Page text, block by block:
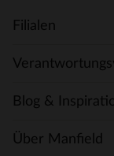
Filialen
Blog &
Über Manfield